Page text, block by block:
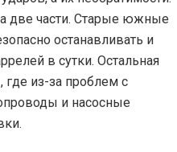
две части. Старые южные
останавливать и
в сутки. Остальная
где из-за проблем с
и насосные